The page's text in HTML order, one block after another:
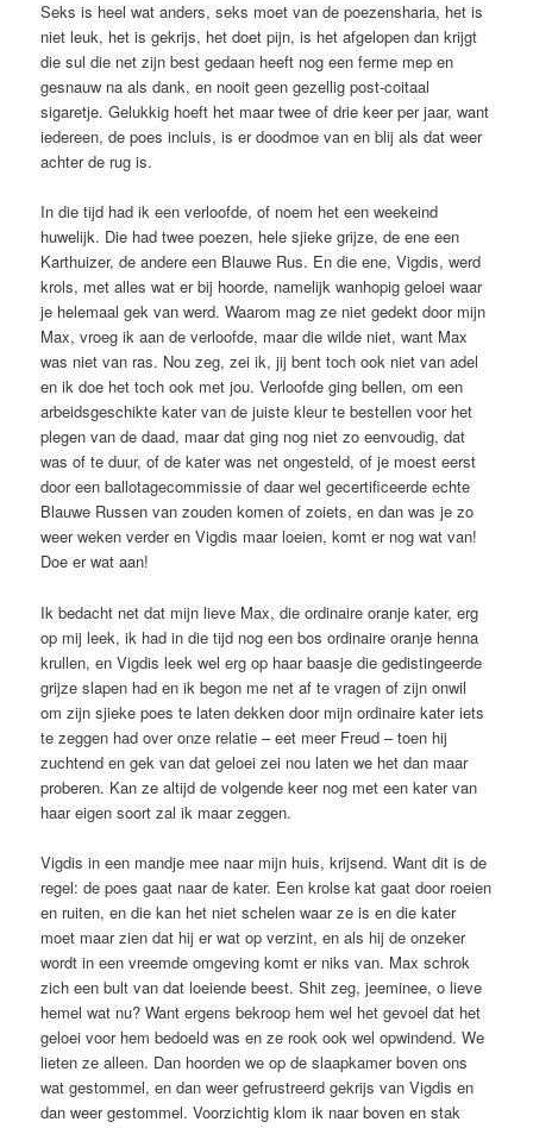
Seks is heel wat anders, seks moet van de poezensharia, het is
niet leuk, het is gekrijs, het doet pijn, is het afgelopen dan krijgt
die sul die net zijn best gedaan heeft nog een ferme mep en
gesnauw na als dank, en nooit geen gezellig post-coitaal
sigaretje. Gelukkig hoeft het maar twee of drie keer per jaar, want
iedereen, de poes incluis, is er doodmoe van en blij als dat weer
achter de rug is.
In die tijd had ik een verloofde, of noem het een weekeind
huwelijk. Die had twee poezen, hele sjieke grijze, de ene een
Karthuizer, de andere een Blauwe Rus. En die ene, Vigdis, werd
krols, met alles wat er bij hoorde, namelijk wanhopig geloei waar
je helemaal gek van werd. Waarom mag ze niet gedekt door mijn
Max, vroeg ik aan de verloofde, maar die wilde niet, want Max
was niet van ras. Nou zeg, zei ik, jij bent toch ook niet van adel
en ik doe het toch ook met jou. Verloofde ging bellen, om een
arbeidsgeschikte kater van de juiste kleur te bestellen voor het
plegen van de daad, maar dat ging nog niet zo eenvoudig, dat
was of te duur, of de kater was net ongesteld, of je moest eerst
door een ballotagecommissie of daar wel gecertificeerde echte
Blauwe Russen van zouden komen of zoiets, en dan was je zo
weer weken verder en Vigdis maar loeien, komt er nog wat van!
Doe er wat aan!
Ik bedacht net dat mijn lieve Max, die ordinaire oranje kater, erg
op mij leek, ik had in die tijd nog een bos ordinaire oranje henna
krullen, en Vigdis leek wel erg op haar baasje die gedistingeerde
grijze slapen had en ik begon me net af te vragen of zijn onwil
om zijn sjieke poes te laten dekken door mijn ordinaire kater iets
te zeggen had over onze relatie – eet meer Freud – toen hij
zuchtend en gek van dat geloei zei nou laten we het dan maar
proberen. Kan ze altijd de volgende keer nog met een kater van
haar eigen soort zal ik maar zeggen.
Vigdis in een mandje mee naar mijn huis, krijsend. Want dit is de
regel: de poes gaat naar de kater. Een krolse kat gaat door roeien
en ruiten, en die kan het niet schelen waar ze is en die kater
moet maar zien dat hij er wat op verzint, en als hij de onzeker
wordt in een vreemde omgeving komt er niks van. Max schrok
zich een bult van dat loeiende beest. Shit zeg, jeeminee, o lieve
hemel wat nu? Want ergens bekroop hem wel het gevoel dat het
geloei voor hem bedoeld was en ze rook ook wel opwindend. We
lieten ze alleen. Dan hoorden we op de slaapkamer boven ons
wat gestommel, en dan weer gefrustreerd gekrijs van Vigdis en
dan weer gestommel. Voorzichtig klom ik naar boven en stak